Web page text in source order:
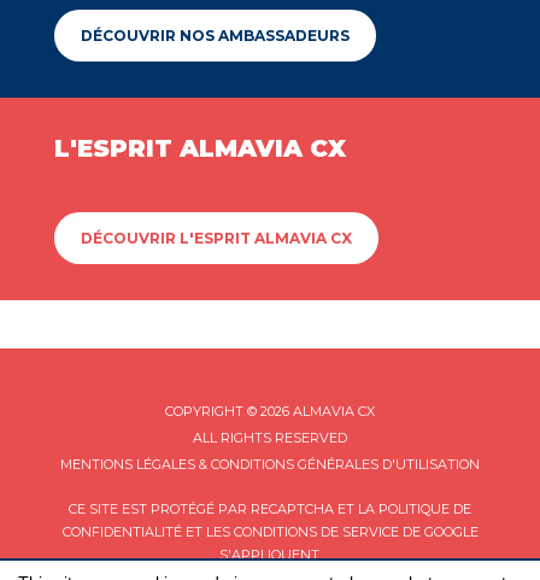
DÉCOUVRIR NOS AMBASSADEURS
L'ESPRIT ALMAVIA CX
DÉCOUVRIR L'ESPRIT ALMAVIA CX
COPYRIGHT © 2026 ALMAVIA CX
ALL RIGHTS RESERVED
MENTIONS LÉGALES & CONDITIONS GÉNÉRALES D'UTILISATION
CE SITE EST PROTÉGÉ PAR RECAPTCHA ET LA POLITIQUE DE
CONFIDENTIALITÉET LES CONDITIONS DE SERVICEDE GOOGLE
S'APPLIQUENT.